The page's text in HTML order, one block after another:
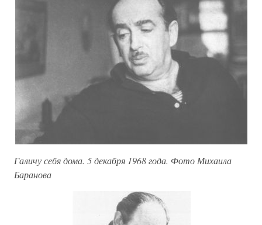
Галичу себя дома. 5 декабря 1968 года. Фото Михаила
Баранова